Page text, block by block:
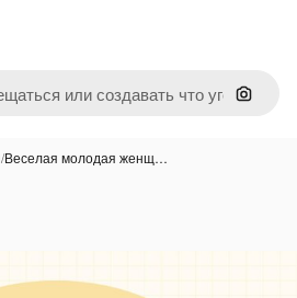
Поиск
/Веселая молодая женщ…